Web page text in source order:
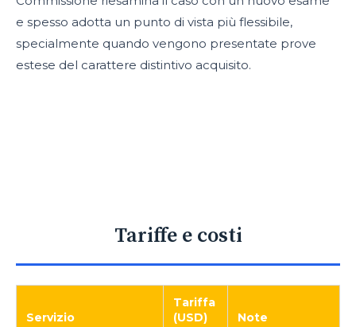
e spesso adotta un punto di vista più flessibile,
specialmente quando vengono presentate prove
estese del carattere distintivo acquisito.
Tariffe e costi
Servizio
Tariffa
(USD)
Note